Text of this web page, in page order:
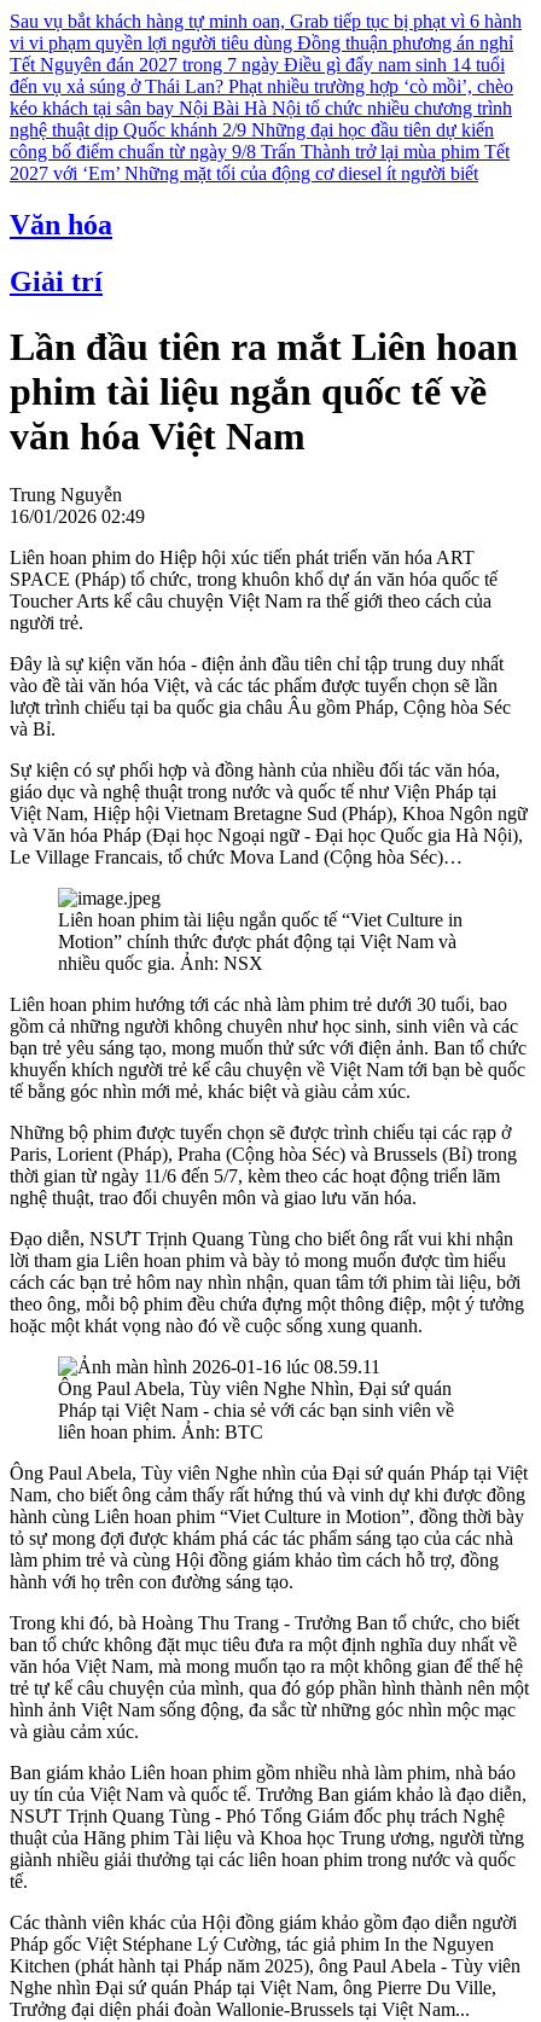
Sau vụ bắt khách hàng tự minh oan, Grab tiếp tục bị phạt vì 6 hành
vi vi phạm quyền lợi người tiêu dùng Đồng thuận phương án nghỉ
Tết Nguyên đán 2027 trong 7 ngày Điều gì đẩy nam sinh 14 tuổi
đến vụ xả súng ở Thái Lan? Phạt nhiều trường hợp ‘cò mồi’, chèo
kéo khách tại sân bay Nội Bài Hà Nội tổ chức nhiều chương trình
nghệ thuật dịp Quốc khánh 2/9 Những đại học đầu tiên dự kiến
công bố điểm chuẩn từ ngày 9/8 Trấn Thành trở lại mùa phim Tết
2027 với ‘Em’ Những mặt tối của động cơ diesel ít người biết
Văn hóa
Giải trí
Lần đầu tiên ra mắt Liên hoan
phim tài liệu ngắn quốc tế về
văn hóa Việt Nam
Trung Nguyễn
16/01/2026 02:49
Liên hoan phim do Hiệp hội xúc tiến phát triển văn hóa ART
SPACE (Pháp) tổ chức, trong khuôn khổ dự án văn hóa quốc tế
Toucher Arts kể câu chuyện Việt Nam ra thế giới theo cách của
người trẻ.
Đây là sự kiện văn hóa - điện ảnh đầu tiên chỉ tập trung duy nhất
vào đề tài văn hóa Việt, và các tác phẩm được tuyển chọn sẽ lần
lượt trình chiếu tại ba quốc gia châu Âu gồm Pháp, Cộng hòa Séc
và Bỉ.
Sự kiện có sự phối hợp và đồng hành của nhiều đối tác văn hóa,
giáo dục và nghệ thuật trong nước và quốc tế như Viện Pháp tại
Việt Nam, Hiệp hội Vietnam Bretagne Sud (Pháp), Khoa Ngôn ngữ
và Văn hóa Pháp (Đại học Ngoại ngữ - Đại học Quốc gia Hà Nội),
Le Village Francais, tổ chức Mova Land (Cộng hòa Séc)…
Liên hoan phim tài liệu ngắn quốc tế “Viet Culture in
Motion” chính thức được phát động tại Việt Nam và
nhiều quốc gia. Ảnh: NSX
Liên hoan phim hướng tới các nhà làm phim trẻ dưới 30 tuổi, bao
gồm cả những người không chuyên như học sinh, sinh viên và các
bạn trẻ yêu sáng tạo, mong muốn thử sức với điện ảnh. Ban tổ chức
khuyến khích người trẻ kể câu chuyện về Việt Nam tới bạn bè quốc
tế bằng góc nhìn mới mẻ, khác biệt và giàu cảm xúc.
Những bộ phim được tuyển chọn sẽ được trình chiếu tại các rạp ở
Paris, Lorient (Pháp), Praha (Cộng hòa Séc) và Brussels (Bỉ) trong
thời gian từ ngày 11/6 đến 5/7, kèm theo các hoạt động triển lãm
nghệ thuật, trao đổi chuyên môn và giao lưu văn hóa.
Đạo diễn, NSƯT Trịnh Quang Tùng cho biết ông rất vui khi nhận
lời tham gia Liên hoan phim và bày tỏ mong muốn được tìm hiểu
cách các bạn trẻ hôm nay nhìn nhận, quan tâm tới phim tài liệu, bởi
theo ông, mỗi bộ phim đều chứa đựng một thông điệp, một ý tưởng
hoặc một khát vọng nào đó về cuộc sống xung quanh.
Ông Paul Abela, Tùy viên Nghe Nhìn, Đại sứ quán
Pháp tại Việt Nam - chia sẻ với các bạn sinh viên về
liên hoan phim. Ảnh: BTC
Ông Paul Abela, Tùy viên Nghe nhìn của Đại sứ quán Pháp tại Việt
Nam, cho biết ông cảm thấy rất hứng thú và vinh dự khi được đồng
hành cùng Liên hoan phim “Viet Culture in Motion”, đồng thời bày
tỏ sự mong đợi được khám phá các tác phẩm sáng tạo của các nhà
làm phim trẻ và cùng Hội đồng giám khảo tìm cách hỗ trợ, đồng
hành với họ trên con đường sáng tạo.
Trong khi đó, bà Hoàng Thu Trang - Trưởng Ban tổ chức, cho biết
ban tổ chức không đặt mục tiêu đưa ra một định nghĩa duy nhất về
văn hóa Việt Nam, mà mong muốn tạo ra một không gian để thế hệ
trẻ tự kể câu chuyện của mình, qua đó góp phần hình thành nên một
hình ảnh Việt Nam sống động, đa sắc từ những góc nhìn mộc mạc
và giàu cảm xúc.
Ban giám khảo Liên hoan phim gồm nhiều nhà làm phim, nhà báo
uy tín của Việt Nam và quốc tế. Trưởng Ban giám khảo là đạo diễn,
NSƯT Trịnh Quang Tùng - Phó Tổng Giám đốc phụ trách Nghệ
thuật của Hãng phim Tài liệu và Khoa học Trung ương, người từng
giành nhiều giải thưởng tại các liên hoan phim trong nước và quốc
tế.
Các thành viên khác của Hội đồng giám khảo gồm đạo diễn người
Pháp gốc Việt Stéphane Lý Cường, tác giả phim In the Nguyen
Kitchen (phát hành tại Pháp năm 2025), ông Paul Abela - Tùy viên
Nghe nhìn Đại sứ quán Pháp tại Việt Nam, ông Pierre Du Ville,
Trưởng đại diện phái đoàn Wallonie-Brussels tại Việt Nam...